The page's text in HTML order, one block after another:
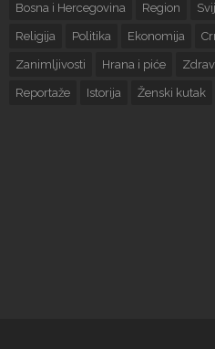
Bosna i Hercegovina Region
Religija Politika Ekonomija
Zanimljivosti Hrana i piće
Reportaže Istorija Ženski kutak